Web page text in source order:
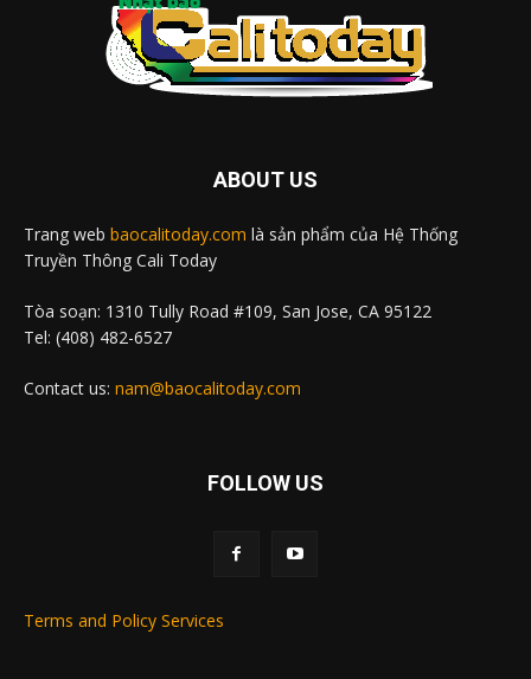
ABOUT US
Trang web baocalitoday.com là sản phẩm của Hệ Thống
Truyền Thông Cali Today
Tòa soạn: 1310 Tully Road #109, San Jose, CA 95122
Tel: (408) 482-6527
Contact us: nam@baocalitoday.com
FOLLOW US
Terms and Policy Services